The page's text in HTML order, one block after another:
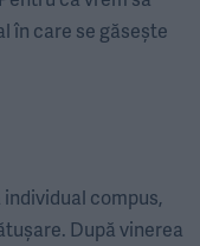
în care se găsește
individual compus,
După vinerea